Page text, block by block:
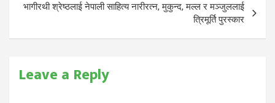
भागीरथी श्रेष्ठलाई नेपाली साहित्य नारीरत्न, मुकुन्द, मल्ल र मञ्जुललाई
त्रिमूर्ति पुरस्कार
Leave a Reply